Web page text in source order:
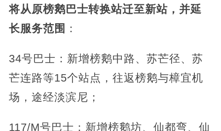
将从原榜鹅巴士转换站迁至新站，并延
长服务范围 ：
34号巴士：新增榜鹅中路、苏芒径、苏
芒连路等15个站点，往返榜鹅与樟宜机
场，途经淡滨尼；
117/M号巴士：新增榜鹅坊、仙都弯、仙